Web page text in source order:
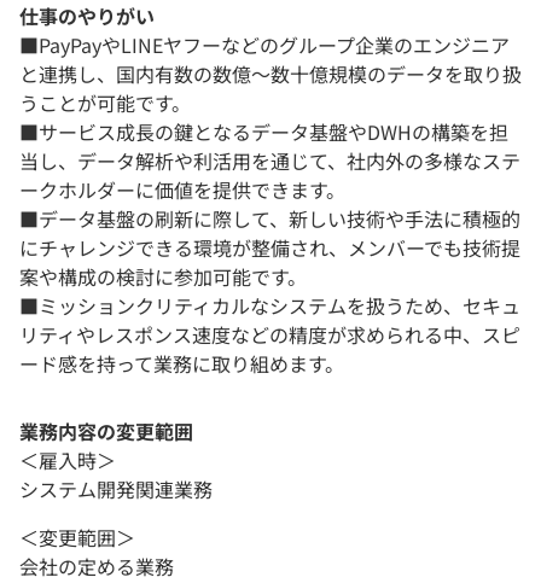
仕事のやりがい
■PayPayやLINEヤフーなどのグループ企業のエンジニア
と連携し、国内有数の数億～数十億規模のデータを取り扱
うことが可能です。
■サービス成長の鍵となるデータ基盤やDWHの構築を担
当し、データ解析や利活用を通じて、社内外の多様なステ
ークホルダーに価値を提供できます。
■データ基盤の刷新に際して、新しい技術や手法に積極的
にチャレンジできる環境が整備され、メンバーでも技術提
案や構成の検討に参加可能です。
■ミッションクリティカルなシステムを扱うため、セキュ
リティやレスポンス速度などの精度が求められる中、スピ
ード感を持って業務に取り組めます。
業務内容の変更範囲
＜雇入時＞
システム開発関連業務
＜変更範囲＞
会社の定める業務